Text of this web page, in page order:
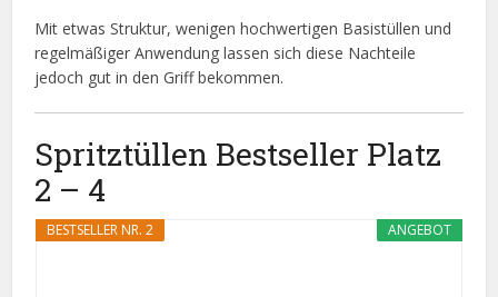
Mit etwas Struktur, wenigen hochwertigen Basistüllen und
regelmäßiger Anwendung lassen sich diese Nachteile
jedoch gut in den Griff bekommen.
Spritztüllen Bestseller Platz
2 – 4
ANGEBOT
BESTSELLER NR. 2